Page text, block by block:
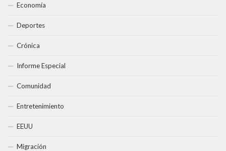
Economía
Deportes
Crónica
Informe Especial
Comunidad
Entretenimiento
EEUU
Migración